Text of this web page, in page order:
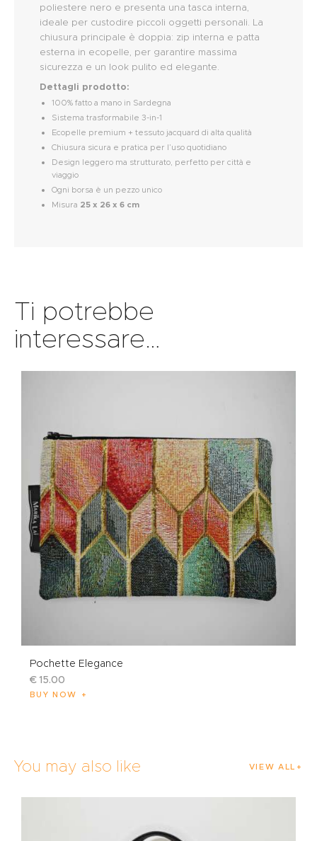
poliestere nero e presenta una tasca interna,
ideale per custodire piccoli oggetti personali. La
chiusura principale è doppia: zip interna e patta
esterna in ecopelle, per garantire massima
sicurezza e un look pulito ed elegante.
Dettagli prodotto:
100% fatto a mano in Sardegna
Sistema trasformabile 3-in-1
Ecopelle premium + tessuto jacquard di alta qualità
Chiusura sicura e pratica per l’uso quotidiano
Design leggero ma strutturato, perfetto per città e
viaggio
Ogni borsa è un pezzo unico
Misura 25 x 26 x 6 cm
Ti potrebbe
interessare…
Pochette Elegance
€ 15.00
BUY NOW
You may also like VIEW ALL